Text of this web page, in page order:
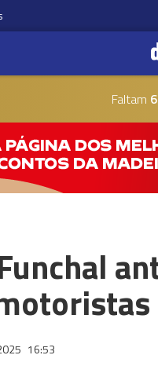
Faltam
16:53